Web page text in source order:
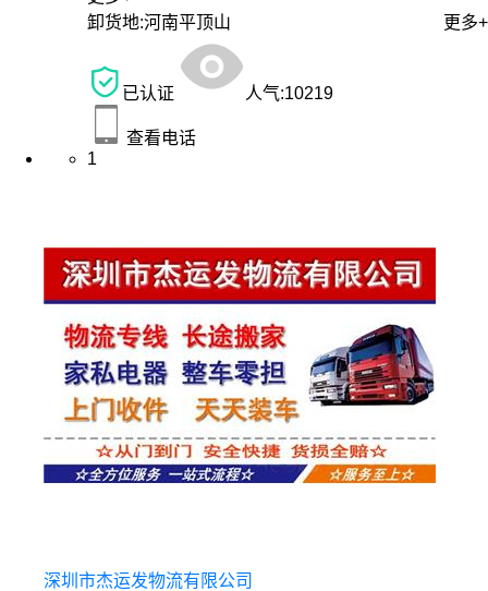
卸货地:河南平顶山 更多+
已认证 人气:10219
查看电话
1
深圳市杰运发物流有限公司